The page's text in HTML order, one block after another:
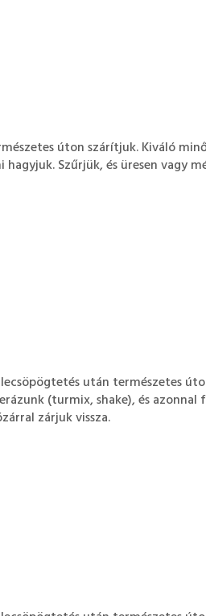
úton szárítjuk. Kiváló
Szűrjük, és üresen vagy
után természetes
(turmix, shake), és
zárjuk vissza.